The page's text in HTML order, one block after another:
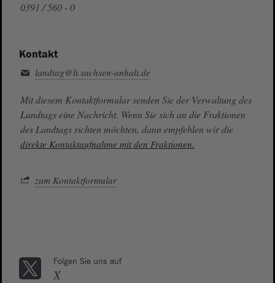
0391 / 560 - 0
Kontakt
landtag@lt.sachsen-anhalt.de
Mit diesem Kontaktformular senden Sie der Verwaltung des
Landtags eine Nachricht. Wenn Sie sich an die Fraktionen
des Landtags richten möchten, dann empfehlen wir die
direkte Kontaktaufnahme mit den Fraktionen.
zum Kontaktformular
Folgen Sie uns auf
X